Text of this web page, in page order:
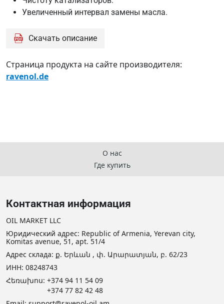
Увеличенный интервал замены масла.
Скачать описание
Страница продукта на сайте производителя:
ravenol.de
О нас
Где купить
Контактная информация
OIL MARKET LLC
Юридический адрес: Republic of Armenia, Yerevan city,
Komitas avenue, 51, apt. 51/4
Адрес склада: ք. Երևան , փ. Արարատյան, բ. 62/23
ИНН: 08248743
Հեռախոս: +374 94 11 54 09
+374 77 82 42 48